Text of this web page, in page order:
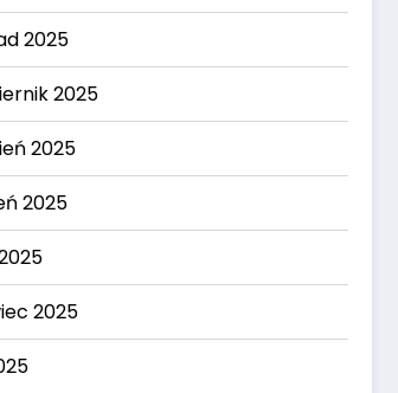
2025
2025
2025
2025
2025